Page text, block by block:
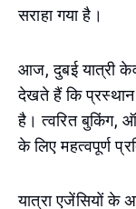
सराहा गया है।
आज, दुबई यात्री
देखते हैं कि
है। त्वरित बुकिंग,
के लिए महत्वपूर्ण
यात्रा एजेंसियों के